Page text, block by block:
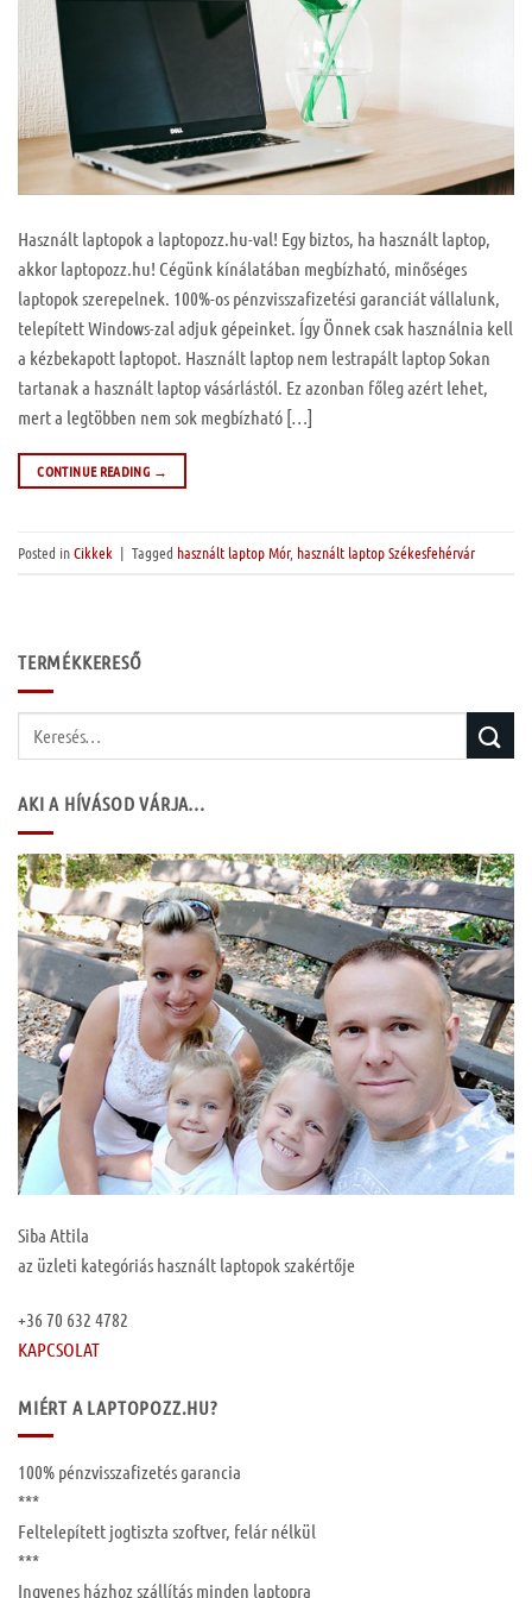
Használt laptopok a laptopozz.hu-val! Egy biztos, ha használt laptop,
akkor laptopozz.hu! Cégünk kínálatában megbízható, minőséges
laptopok szerepelnek. 100%-os pénzvisszafizetési garanciát vállalunk,
telepített Windows-zal adjuk gépeinket. Így Önnek csak használnia kell
a kézbekapott laptopot. Használt laptop nem lestrapált laptop Sokan
tartanak a használt laptop vásárlástól. Ez azonban főleg azért lehet,
mert a legtöbben nem sok megbízható […]
CONTINUE READING →
Posted inCikkek | Tagged használt laptop Mór, használt laptop Székesfehérvár
TERMÉKKERESŐ
AKI A HÍVÁSOD VÁRJA…
Siba Attila
az üzleti kategóriás használt laptopok szakértője
+36 70 632 4782
KAPCSOLAT
MIÉRT A LAPTOPOZZ.HU?
100% pénzvisszafizetés garancia
***
Feltelepített jogtiszta szoftver, felár nélkül
***
Ingyenes házhoz szállítás minden laptopra